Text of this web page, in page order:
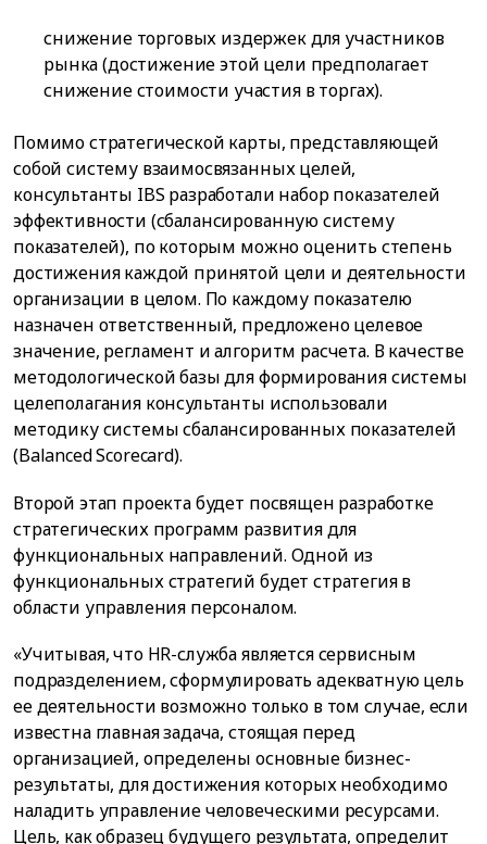
снижение торговых издержек для участников
рынка (достижение этой цели предполагает
снижение стоимости участия в торгах).
Помимо стратегической карты, представляющей
собой систему взаимосвязанных целей,
консультанты IBS разработали набор показателей
эффективности (сбалансированную систему
показателей), по которым можно оценить степень
достижения каждой принятой цели и деятельности
организации в целом. По каждому показателю
назначен ответственный, предложено целевое
значение, регламент и алгоритм расчета. В качестве
методологической базы для формирования системы
целеполагания консультанты использовали
методику системы сбалансированных показателей
(Balanced Scorecard).
Второй этап проекта будет посвящен разработке
стратегических программ развития для
функциональных направлений. Одной из
функциональных стратегий будет стратегия в
области управления персоналом.
«Учитывая, что HR-служба является сервисным
подразделением, сформулировать адекватную цель
ее деятельности возможно только в том случае, если
известна главная задача, стоящая перед
организацией, определены основные бизнес-
результаты, для достижения которых необходимо
наладить управление человеческими ресурсами.
Цель, как образец будущего результата, определит